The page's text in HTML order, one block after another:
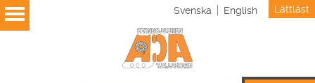
Svenska English Lättläst